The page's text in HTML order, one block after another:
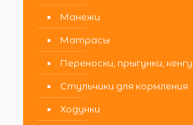
Манежи
Матрасы
Переноски, прыгунки,
Стульчики для кормления
Ходунки